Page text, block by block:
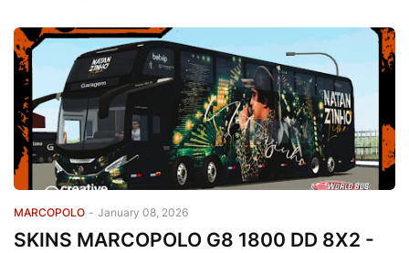
MARCOPOLO - January 08, 2026
SKINS MARCOPOLO G8 1800 DD 8X2 -